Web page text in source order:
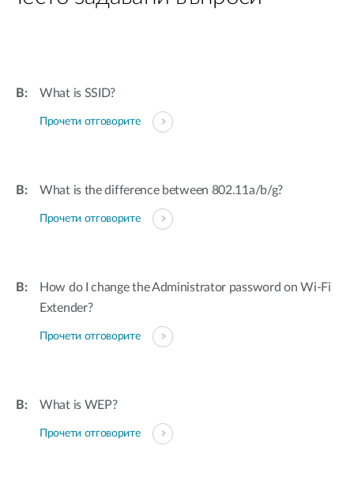
What is SSID?
Прочети отговорите
What is the difference between 802.11a/b/g?
Прочети отговорите
How do I change the Administrator password on Wi-Fi
Extender?
Прочети отговорите
What is WEP?
Прочети отговорите